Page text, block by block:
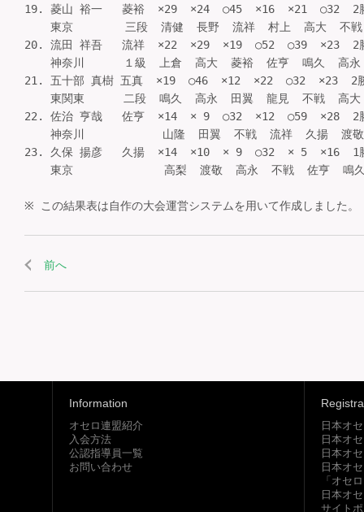
19. 菱山 裕一   菱裕  ×29  ×24  ○45  ×16  ×21  ○32  2
東京        三段  清健  長野  流祥  村上  高大  不
20. 流田 祥吾   流祥  ×22  ×29  ×19  ○52  ○39  ×23  2
神奈川      １級  上倉  高大  菱裕  佐亨  鳴久  高
21. 五十部 真樹 五真  ×19  ○46  ×12  ×22  ○32  ×23  2
東関東      二段  鳴久  高永  田翼  龍見  不戦  高
22. 佐治 亨哉   佐亨  ×14  × 9  ○32  ×12  ○59  ×28  2勝
神奈川            山隆  田翼  不戦  流祥  久揚  渡
23. 久保 揚彦   久揚  ×14  ×10  × 9  ○32  × 5  ×16  1
東京              高梨  渡敬  高永  不戦  佐亨  鳴
前へ
Information
オセロ連盟紹介
入会方法
公認指導員一覧
お問い合わせ
日本オ
日本オ
日本オ
日本オ
「オセ
日本オ
サイト